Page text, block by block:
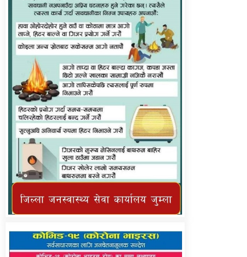
कर्णाली प्राविधि शिक्षालय जुम्लाको सुचना
तातोपानी गाउँपालिका जुम्लाको महिनावारी